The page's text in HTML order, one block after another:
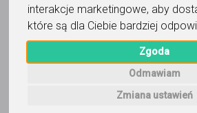
interakcje marketingowe, aby
które są dla Ciebie bardziej
Zgoda
Odmawiam
Zmiana ustawień
Wyślij wiadomość
Ostatnia aktywność:
ponad 3 miesiące temu